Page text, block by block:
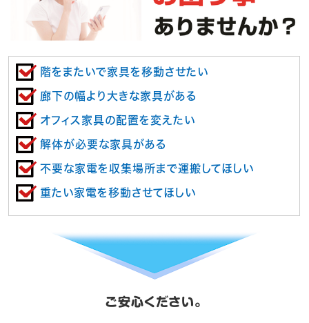
階をまたいで家具を移動させたい
廊下の幅より大きな家具がある
オフィス家具の配置を変えたい
解体が必要な家具がある
不要な家電を収集場所まで運搬してほしい
重たい家電を移動させてほしい
ご安心ください。